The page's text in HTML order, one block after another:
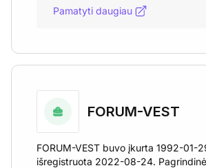
Pamatyti daugiau
FORUM-VEST
FORUM-VEST buvo įkurta 1992-01-
išregistruota 2022-08-24.